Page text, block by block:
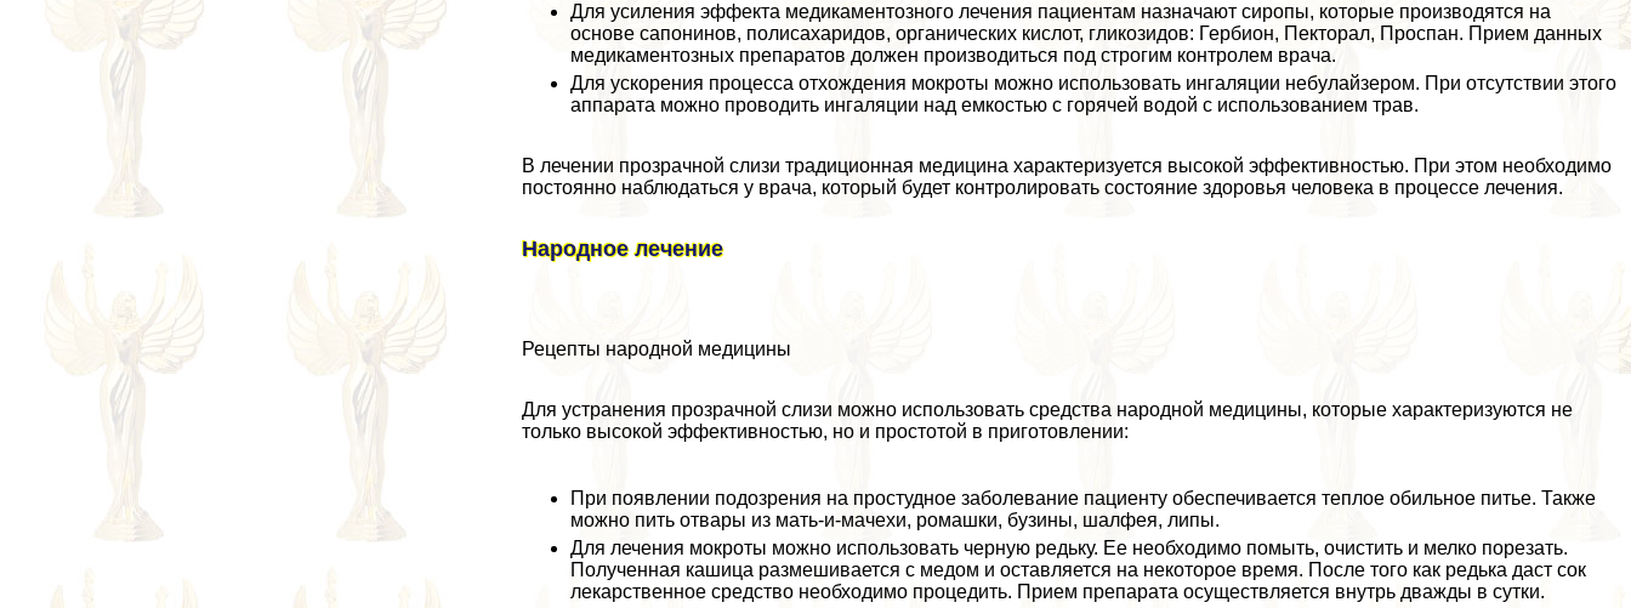
Для усиления эффекта медикаментозного лечения пациентам назначают сиропы, которые производятся на
основе сапонинов, полисахаридов, органических кислот, гликозидов: Гербион, Пекторал, Проспан. Прием данных
медикаментозных препаратов должен производиться под строгим контролем врача.
Для ускорения процесса отхождения мокроты можно использовать ингаляции небулайзером. При отсутствии этого
аппарата можно проводить ингаляции над емкостью с горячей водой с использованием трав.
В лечении прозрачной слизи традиционная медицина хаpaктеризуется высокой эффективностью. При этом необходимо
постоянно наблюдаться у врача, который будет контролировать состояние здоровья человека в процессе лечения.
Народное лечение
Рецепты народной медицины
Для устранения прозрачной слизи можно использовать средства народной медицины, которые хаpaктеризуются не
только высокой эффективностью, но и простотой в приготовлении:
При появлении подозрения на простудное заболевание пациенту обеспечивается теплое обильное питье. Также
можно пить отвары из мать-и-мачехи, ромашки, бузины, шалфея, липы.
Для лечения мокроты можно использовать черную редьку. Ее необходимо помыть, очистить и мелко порезать.
Полученная кашица размешивается с медом и оставляется на некоторое время. После того как редька даст сок
лекарственное средство необходимо процедить. Прием препарата осуществляется внутрь дважды в сутки.